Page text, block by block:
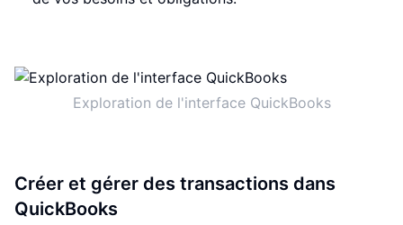
Exploration de l'interface QuickBooks
Créer et gérer des transactions dans
QuickBooks